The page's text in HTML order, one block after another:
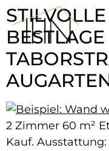
2 Zimmer 60 m²
Kauf.